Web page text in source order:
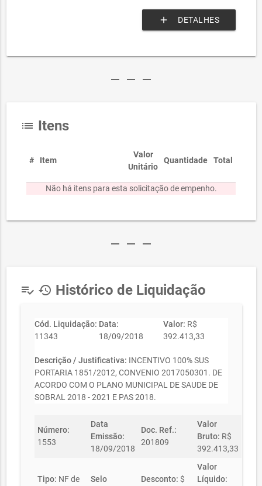
add DETALHES
remove remove remove
list Itens
# Item
Valor
Unitário
Quantidade Total
Não há itens para esta solicitação de empenho.
remove remove remove
playlist_add_check history Histórico de Liquidação
Cód. Liquidação:
11343
Data:
18/09/2018
Valor: R$
392.413,33
Descrição / Justificativa: INCENTIVO 100% SUS
PORTARIA 1851/2012, CONVENIO 2017050301. DE
ACORDO COM O PLANO MUNICIPAL DE SAUDE DE
SOBRAL 2018 - 2021 E PAS 2018.
Número:
1553
Data
Emissão:
18/09/2018
Doc. Ref.:
201809
Valor
Bruto: R$
392.413,33
Tipo: NF de
Selo
Desconto: $
Valor
Líquido: